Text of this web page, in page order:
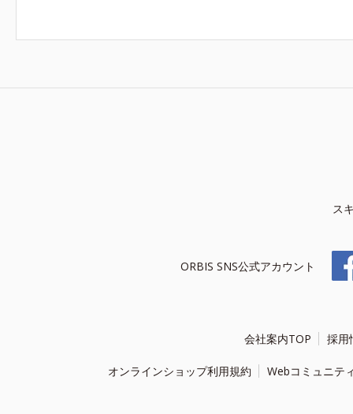
ス
ORBIS SNS公式アカウント
会社案内TOP 採用
オンラインショップ利用規約 Webコミュニテ